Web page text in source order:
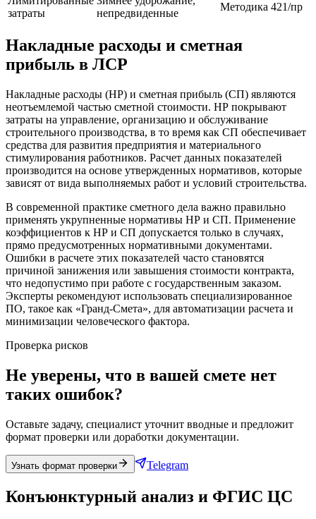
затраты
непредвиденные
Методика 421/пр
Накладные расходы и сметная
прибыль в ЛСР
Накладные расходы (НР) и сметная прибыль (СП) являются
неотъемлемой частью сметной стоимости. НР покрывают
затраты на управление, организацию и обслуживание
строительного производства, в то время как СП обеспечивает
средства для развития предприятия и материального
стимулирования работников. Расчет данных показателей
производится на основе утвержденных нормативов, которые
зависят от вида выполняемых работ и условий строительства.
В современной практике сметного дела важно правильно
применять укрупненные нормативы НР и СП. Применение
коэффициентов к НР и СП допускается только в случаях,
прямо предусмотренных нормативными документами.
Ошибки в расчете этих показателей часто становятся
причиной занижения или завышения стоимости контракта,
что недопустимо при работе с государственным заказом.
Эксперты рекомендуют использовать специализированное
ПО, такое как «Гранд-Смета», для автоматизации расчета и
минимизации человеческого фактора.
Проверка рисков
Не уверены, что в вашей смете нет
таких ошибок?
Оставьте задачу, специалист уточнит вводные и предложит
формат проверки или доработки документации.
Узнать формат проверки Telegram
Конъюнктурный анализ и ФГИС ЦС